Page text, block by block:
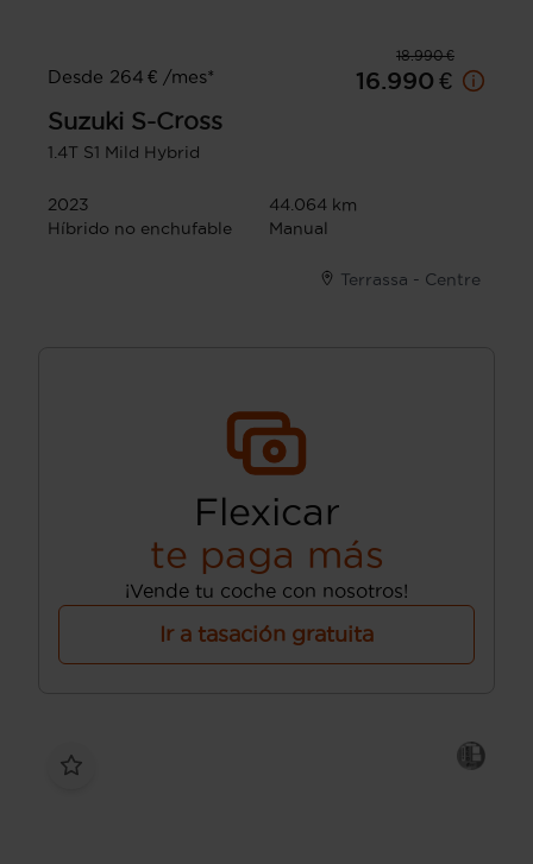
18.990 €
Desde 264 € /mes*
16.990 €
Suzuki S-Cross
1.4T S1 Mild Hybrid
2023
44.064 km
Híbrido no enchufable
Manual
Terrassa - Centre
Flexicar
te paga más
¡Vende tu coche con nosotros!
Ir a tasación gratuita